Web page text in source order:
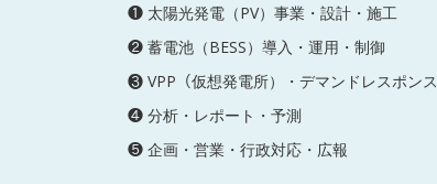
❶ 太陽光発電（PV）事業・設計・施工
❷ 蓄電池（BESS）導入・運用・制御
❸ VPP（仮想発電所）・デマンドレスポンス
❹ 分析・レポート・予測
❺ 企画・営業・行政対応・広報